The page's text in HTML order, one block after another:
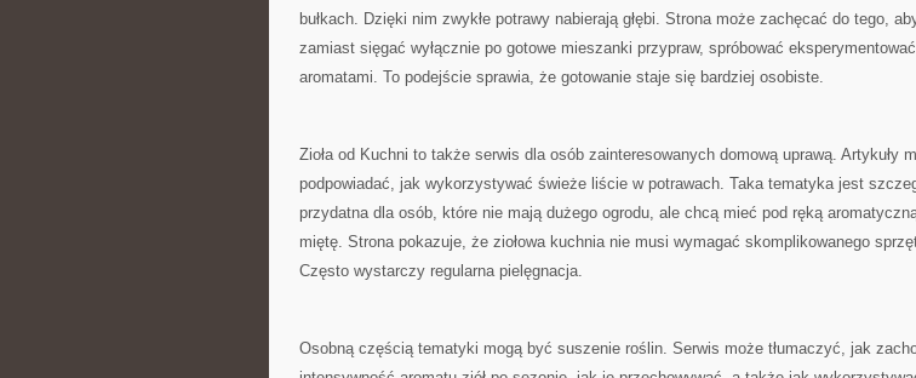
bułkach. Dzięki nim zwykłe potrawy nabierają głębi. Strona może zachęcać do tego,
zamiast sięgać wyłącznie po gotowe mieszanki przypraw, spróbować
aromatami. To podejście sprawia, że gotowanie staje się bardziej osobiste.
Zioła od Kuchni to także serwis dla osób zainteresowanych domową uprawą. Artykuły
podpowiadać, jak wykorzystywać świeże liście w potrawach. Taka tematyka jest
przydatna dla osób, które nie mają dużego ogrodu, ale chcą mieć pod ręką
miętę. Strona pokazuje, że ziołowa kuchnia nie musi wymagać skomplikowanego
Często wystarczy regularna pielęgnacja.
Osobną częścią tematyki mogą być suszenie roślin. Serwis może tłumaczyć, jak